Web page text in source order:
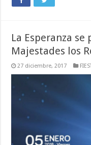
La Esperanza
Majestades los
27 diciembre, 2017